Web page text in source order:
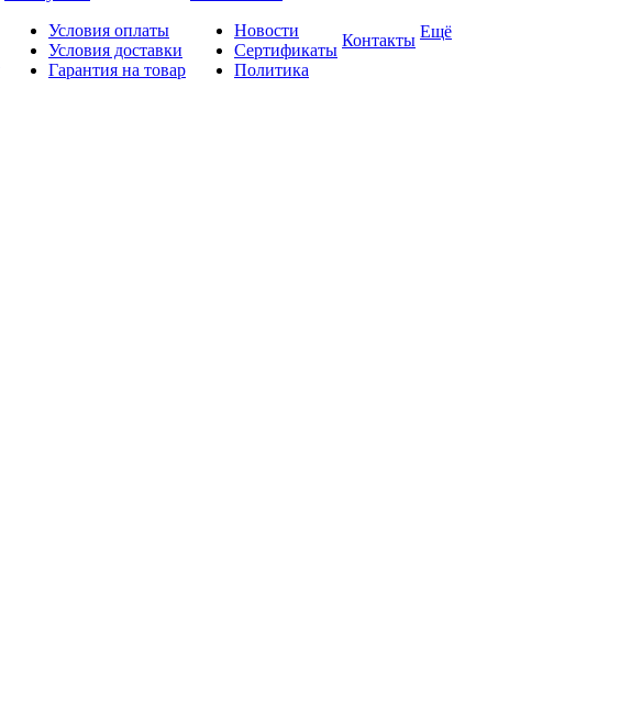
Условия оплаты
Условия доставки
Гарантия на товар
Новости
Сертификаты
Политика
Контакты Ещё